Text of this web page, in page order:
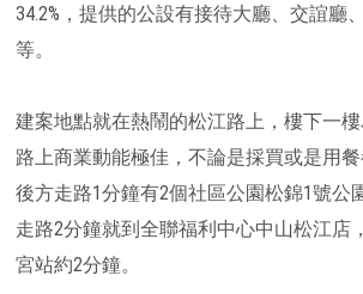
34.2%，提供的公設有接待大廳、交誼廳
等。
建案地點就在熱鬧的松江路上，樓下一
路上商業動能極佳，不論是採買或是用
後方走路1分鐘有2個社區公園松錦1號公
走路2分鐘就到全聯福利中心中山松江店
宮站約2分鐘。